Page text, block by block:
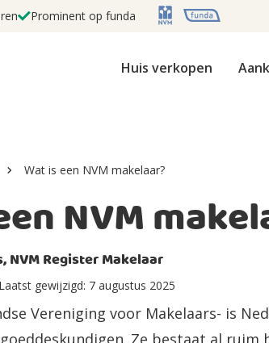
Prominent op funda
Huis verkopen
Wat is een NVM makelaar?
NVM
NVM Register Makelaar
Laatst gewijzigd: 7 augustus 2025
Vereniging voor Makelaars- is
Ze bestaat al